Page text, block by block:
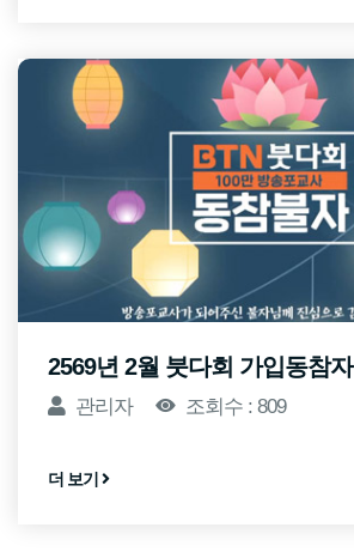
2569년 2월 붓다회 가입동참자
관리자 조회수 : 809
더 보기